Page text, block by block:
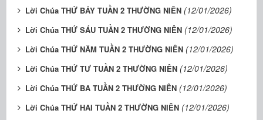
Lời Chúa THỨ BẢY TUẦN 2 THƯỜNG NIÊN (12/01/2026)
Lời Chúa THỨ SÁU TUẦN 2 THƯỜNG NIÊN (12/01/2026)
Lời Chúa THỨ NĂM TUẦN 2 THƯỜNG NIÊN (12/01/2026)
Lời Chúa THỨ TƯ TUẦN 2 THƯỜNG NIÊN (12/01/2026)
Lời Chúa THỨ BA TUẦN 2 THƯỜNG NIÊN (12/01/2026)
Lời Chúa THỨ HAI TUẦN 2 THƯỜNG NIÊN (12/01/2026)